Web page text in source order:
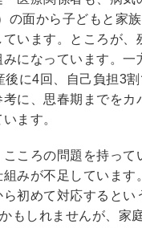
の面から子どもと家
います。ところが
になっています。
後に4回、自己負担3
に、思春期までを
ます。
ころの問題を持っ
みが不足していま
初めて対応すると
もしれませんが、家